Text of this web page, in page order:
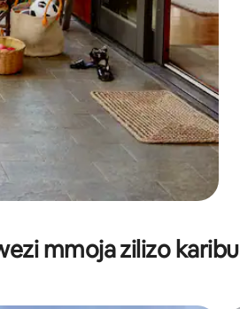
mmoja zilizo karibu